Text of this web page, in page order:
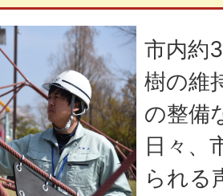
市内約
樹の維
の整備
日々、
られる